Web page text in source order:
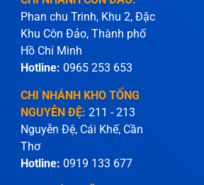
Phan chu Trinh, Khu 2, Đặc
Khu Côn Đảo, Thành phố
Hồ Chí Minh
Hotline: 0965 253 653
CHI NHÁNH KHO TỔNG
NGUYỄN ĐỆ: 211 - 213
Nguyễn Đệ, Cái Khế, Cần
Thơ
Hotline: 0919 133 677